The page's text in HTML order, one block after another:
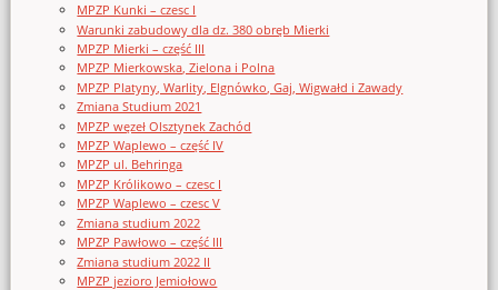
MPZP Kunki – czesc I
Warunki zabudowy dla dz. 380 obręb Mierki
MPZP Mierki – część III
MPZP Mierkowska, Zielona i Polna
MPZP Platyny, Warlity, Elgnówko, Gaj, Wigwałd i Zawady
Zmiana Studium 2021
MPZP węzeł Olsztynek Zachód
MPZP Waplewo – część IV
MPZP ul. Behringa
MPZP Królikowo – czesc I
MPZP Waplewo – czesc V
Zmiana studium 2022
MPZP Pawłowo – część III
Zmiana studium 2022 II
MPZP jezioro Jemiołowo